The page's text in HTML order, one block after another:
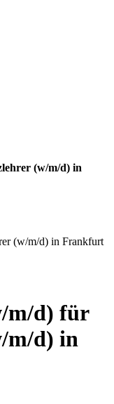
(w/m/d) in
(w/m/d) in Frankfurt
m/d) für
m/d) in